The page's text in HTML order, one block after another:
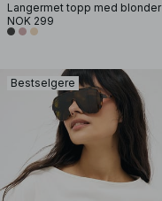
Langermet topp med blonder
NOK 299
Bestselgere